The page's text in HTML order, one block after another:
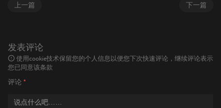
下一篇
上一篇
发表评论
使用cookie技术保留您的个人信息以便您下次快速评论，继续评论表示
您已同意该条款
评论 *